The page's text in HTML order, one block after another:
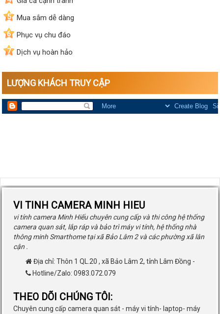
5
Mua sắm dễ dàng
6
Phục vụ chu đáo
7
Dịch vụ hoàn hảo
LƯỢNG KHÁCH TRUY CẬP
VI TINH CAMERA MINH HIEU
vi tính camera Minh Hiếu chuyên cung cấp và thi công hệ thống
camera quan sát, lắp ráp và bảo trì máy vi tính, hệ thống nhà
thông minh Smarthome tại xã Bảo Lâm 2 và các phường xã lân
cận .
Địa chỉ: Thôn 1 QL.20 , xã Bảo Lâm 2, tỉnh Lâm Đồng -
Hotline/Zalo: 0983.072.079
THEO DÕI CHÚNG TÔI:
Chuyên cung cấp camera quan sát - máy vi tính- laptop- máy